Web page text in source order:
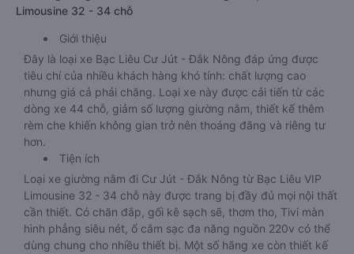
Limousine 32 - 34 chỗ
Giới thiệu
Đây là loại xe Bạc Liêu Cư Jút - Đắk Nông đáp ứng được
tiêu chí của nhiều khách hàng khó tính: chất lượng cao
nhưng giá cả phải chăng. Loại xe này được cải tiến từ các
dòng xe 44 chỗ, giảm số lượng giường nằm, thiết kế thêm
rèm che khiến không gian trở nên thoáng đãng và riêng tư
hơn.
Tiện ích
Loại xe giường nằm đi Cư Jút - Đắk Nông từ Bạc Liêu VIP
Limousine 32 - 34 chỗ này được trang bị đầy đủ mọi nội thất
cần thiết. Có chăn đắp, gối kê sạch sẽ, thơm tho, Tivi màn
hình phẳng siêu nét, ổ cắm sạc đa năng nguồn 220v có thể
dùng chung cho nhiều thiết bị. Một số hãng xe còn thiết kế